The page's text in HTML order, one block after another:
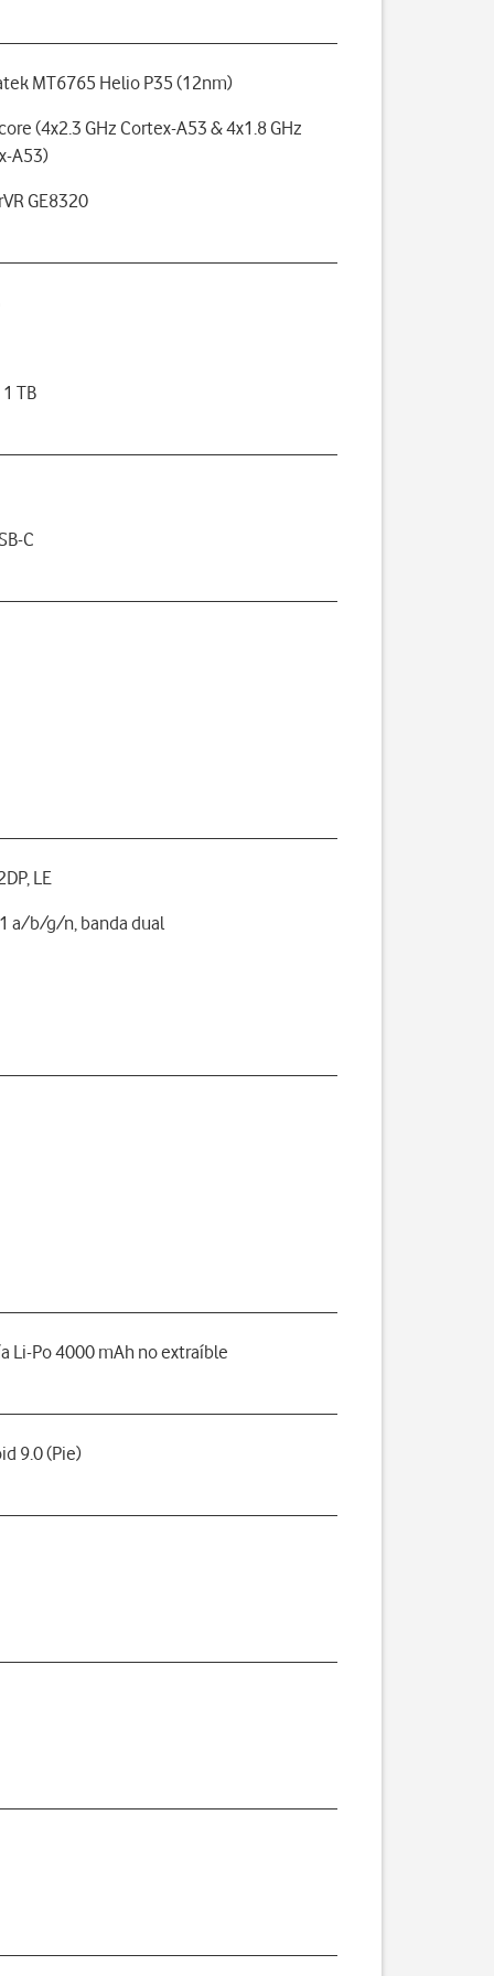
MT6765 Helio P35 (12nm)
(4x2.3 GHz Cortex-A53 & 4x1.8 GHz
A53)
GE8320
TB
C
LE
a/b/g/n, banda dual
Li-Po 4000 mAh no extraíble
9.0 (Pie)